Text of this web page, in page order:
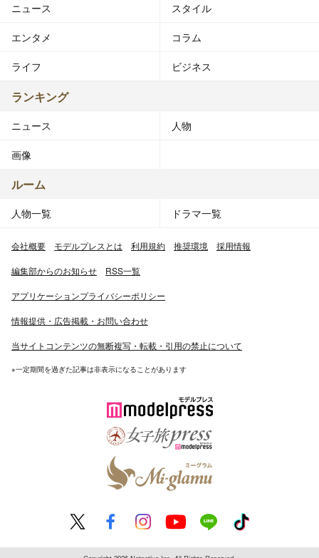
ニュース スタイル
エンタメ コラム
ライフ ビジネス
ランキング
ニュース 人物
画像
ルーム
人物一覧 ドラマ一覧
会社概要 モデルプレスとは 利用規約 推奨環境 採用情報
編集部からのお知らせ RSS一覧
アプリケーションプライバシーポリシー
情報提供・広告掲載・お問い合わせ
当サイトコンテンツの無断複写・転載・引用の禁止について
※一定期間を過ぎた記事は非表示になることがあります